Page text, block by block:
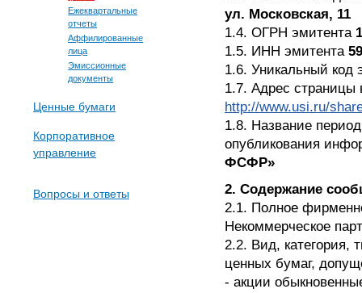
Ежеквартальные
отчеты
Аффилированные
лица
Эмиссионные
документы
Ценные бумаги
Корпоративное
управление
Вопросы и ответы
ул. Московская, 11
1.4. ОГРН эмитента
1.5. ИНН эмитента
1.6. Уникальный код
1.7. Адрес страницы
http://www.usi.ru/
1.8. Название
опубликования
ФСФР»
2. Содержание
2.1. Полное
Некоммерческое
2.2. Вид, категория,
ценных бумаг,
- акции